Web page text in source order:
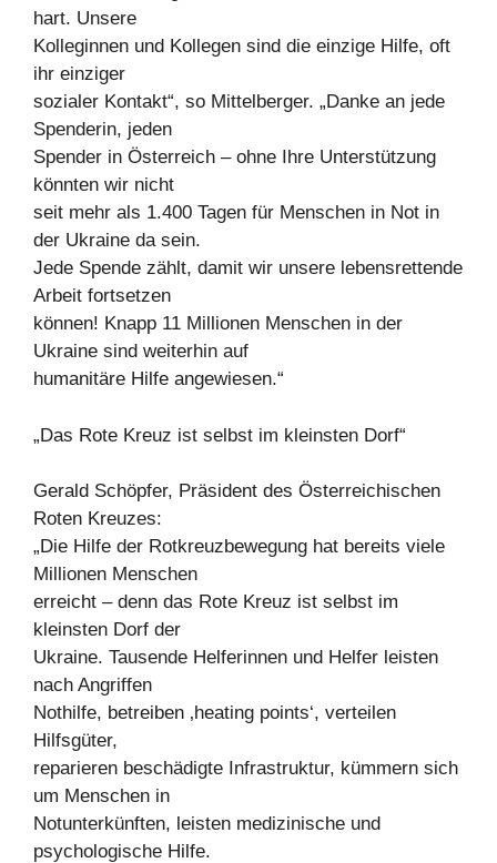
hart. Unsere
Kolleginnen und Kollegen sind die einzige Hilfe, oft
ihr einziger
sozialer Kontakt“, so Mittelberger. „Danke an jede
Spenderin, jeden
Spender in Österreich – ohne Ihre Unterstützung
könnten wir nicht
seit mehr als 1.400 Tagen für Menschen in Not in
der Ukraine da sein.
Jede Spende zählt, damit wir unsere lebensrettende
Arbeit fortsetzen
können! Knapp 11 Millionen Menschen in der
Ukraine sind weiterhin auf
humanitäre Hilfe angewiesen.“
„Das Rote Kreuz ist selbst im kleinsten Dorf“
Gerald Schöpfer, Präsident des Österreichischen
Roten Kreuzes:
„Die Hilfe der Rotkreuzbewegung hat bereits viele
Millionen Menschen
erreicht – denn das Rote Kreuz ist selbst im
kleinsten Dorf der
Ukraine. Tausende Helferinnen und Helfer leisten
nach Angriffen
Nothilfe, betreiben ‚heating points‘, verteilen
Hilfsgüter,
reparieren beschädigte Infrastruktur, kümmern sich
um Menschen in
Notunterkünften, leisten medizinische und
psychologische Hilfe.